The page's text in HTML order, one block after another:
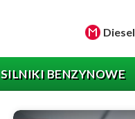
Diesel
SILNIKI BENZYNOWE